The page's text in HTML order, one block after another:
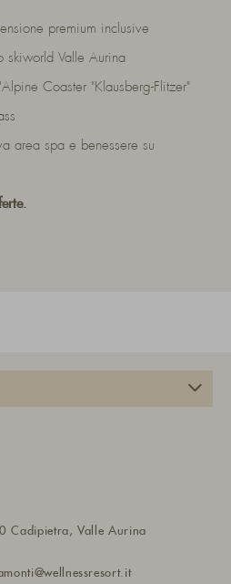
premium inclusive
skiworld Valle Aurina
Coaster "Klausberg-Flitzer"
area spa e benessere su
Cadipietra, Valle Aurina